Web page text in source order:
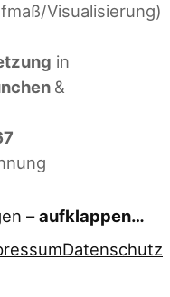
Visualisierung)
in
&
–aufklappen…
Datenschutz